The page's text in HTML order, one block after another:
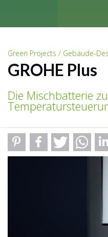
Green Projects / Gebäude-
GROHE Plus
Die Mischbatterie